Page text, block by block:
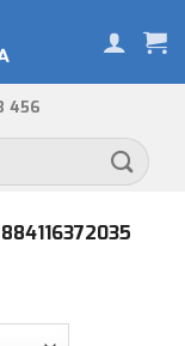
456
884116372035